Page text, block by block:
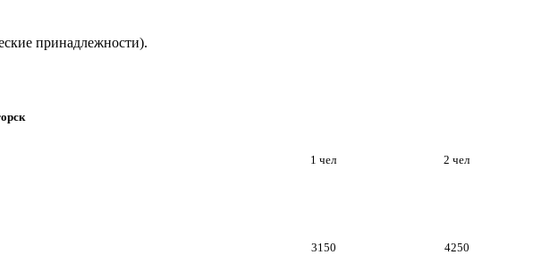
принадлежности).
1 чел 2 чел
3150 4250